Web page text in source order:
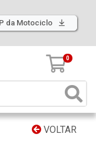
da Motociclo
0
VOLTAR